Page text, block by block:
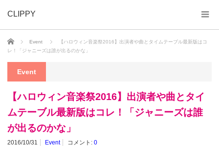
CLIPPY
ホーム Event
【ハロウィン音楽祭2016】出演者や曲とタイムテーブル最新版はコ
レ！「ジャニーズは誰が出るのかな」
Event
【ハロウィン音楽祭2016】出演者や曲とタイ
ムテーブル最新版はコレ！「ジャニーズは誰
が出るのかな」
2016/10/31 Event コメント: 0